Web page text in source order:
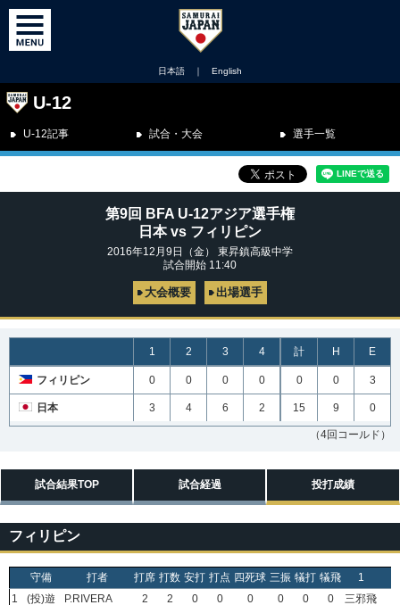
日本語 ｜ English
U-12
U-12記事 試合・大会 選手一覧
第9回 BFA U-12アジア選手権
日本 vs フィリピン
2016年12月9日（金） 東昇鎮高級中学
試合開始 11:40
大会概要 出場選手
1 2 3 4 計 H E
フィリピン 0 0 0 0 0 0 3
日本 3 4 6 2 15 9 0
（4回コールド）
試合結果TOP 試合経過 投打成績
フィリピン
守備 打者 打席 打数 安打 打点 四死球 三振 犠打 犠飛 1
1
(投)遊 P.RIVERA 2 2 0 0 0 0 0 0 三邪飛